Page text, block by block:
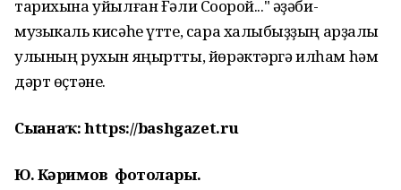
тарихына уйылған Ғәли Соҡорой..." әҙәби-
музыкаль кисәһе үтте, сара халҡыбыҙҙың арҙаҡлы
улының рухын яңыртты, йөрәктәргә илһам һәм
дәрт өҫтәне.
Сығанаҡ: https://bashgazet.ru
Ю. Кәримов фотолары.